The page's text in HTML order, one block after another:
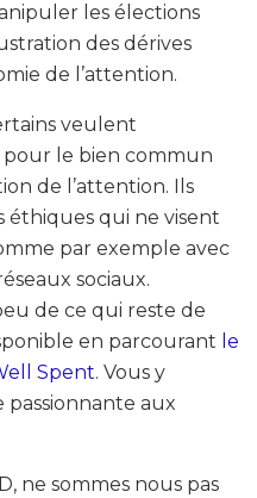
les élections
des dérives
de l’attention.
veulent
pour le bien commun
de l’attention. Ils
éthiques qui ne visent
par exemple avec
sociaux.
de ce qui reste de
en parcourant le
Spent. Vous y
aux
ne sommes nous pas